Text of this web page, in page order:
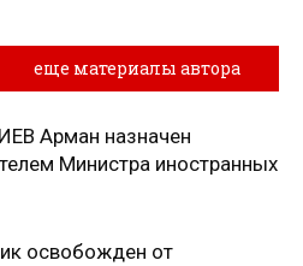
еще материалы автора
Арман назначен
Министра иностранных
освобожден от